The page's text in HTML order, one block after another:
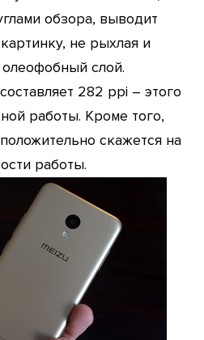
обзора, выводит
не рыхлая и
слой.
282 ppi – этого
работы. Кроме того,
скажется на
работы.